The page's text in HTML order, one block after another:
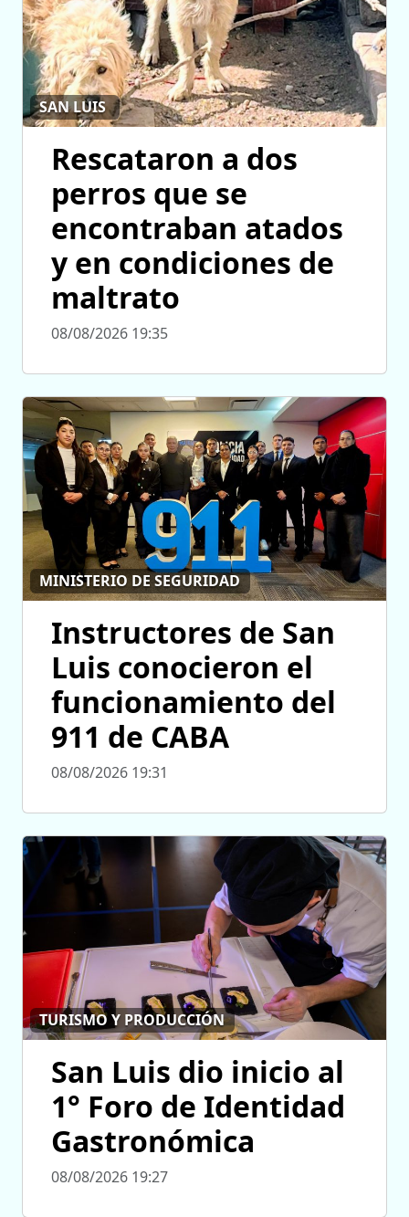
SAN LUIS
Rescataron a dos
perros que se
encontraban atados
y en condiciones de
maltrato
08/08/2026 19:35
MINISTERIO DE SEGURIDAD
Instructores de San
Luis conocieron el
funcionamiento del
911 de CABA
08/08/2026 19:31
TURISMO Y PRODUCCIÓN
San Luis dio inicio al
1° Foro de Identidad
Gastronómica
08/08/2026 19:27